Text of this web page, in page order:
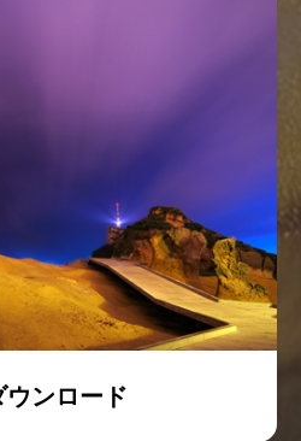
ウンロード